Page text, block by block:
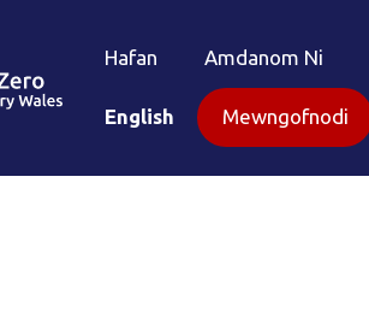
Hafan Amdanom Ni
English Mewngofnodi